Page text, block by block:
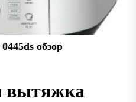
обзор
вытяжка